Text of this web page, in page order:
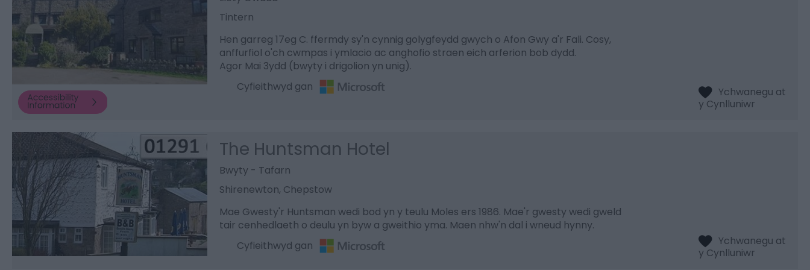
Tintern
Hen garreg 17eg C. ffermdy sy'n cynnig golygfeydd gwych o Afon Gwy a'r Fali. Cosy,
anffurfiol o'ch cwmpas i ymlacio ac anghofio straen eich arferion bob dydd.
Agor Mai 3ydd (bwyty i drigolion yn unig).
Cyfieithwyd gan
The Huntsman Hotel
Bwyty - Tafarn
Shirenewton, Chepstow
Mae Gwesty'r Huntsman wedi bod yn y teulu Moles ers 1986. Mae'r gwesty wedi gweld
tair cenhedlaeth o deulu yn byw a gweithio yma. Maen nhw'n dal i wneud hynny.
Cyfieithwyd gan